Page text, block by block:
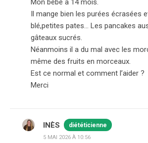
Mon bébé a 14 mois.
Il mange bien les purées écrasées
blé,petites pates… Les pancakes
gâteaux sucrés.
Néanmoins il a du mal avec les
même des fruits en morceaux.
Est ce normal et comment l’aider ?
Merci
INÈS diététicienne
5 MAI 2026 À 10:56